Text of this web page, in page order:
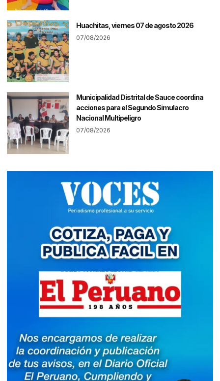
Huachitas, viernes 07 de agosto 2026
07/08/2026
Municipalidad Distrital de Sauce coordina
acciones para el Segundo Simulacro
Nacional Multipeligro
07/08/2026